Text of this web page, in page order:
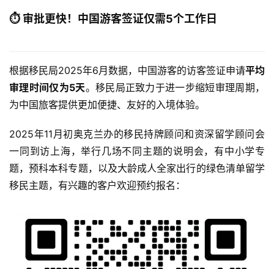
证
新
兰
留
学
⏱️ 审批更快！中国游客签证仅需5个工作日
根据移民局2025年6月数据，中国游客的访客签证申请平均
审理时间仅为5天。移民局正致力于进一步缩短审理周期，
为中国旅客提供更加便捷、友好的入境体验。
2025年11月初奥克兰办的移民持牌顾问和资深留学顾问会
一同到访上海，举行几场不同主题的说明会，有中小学专
题，预科本科专题，以及大龄成人全家出行的绿色清单留学
移民主题，有兴趣的客户欢迎预约报名：